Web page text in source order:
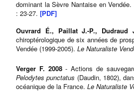
dominant la Sèvre Nantaise en Vendée.
: 23-27. [PDF]
Ouvrard É., Paillat J.-P., Dudraud
chiroptérologique de six années de
Vendée (1999-2005). Le Naturaliste
Verger F. 2008- Actions de
Pelodytes punctatus (Daudin, 1802),
océanique de la France. Le Naturaliste